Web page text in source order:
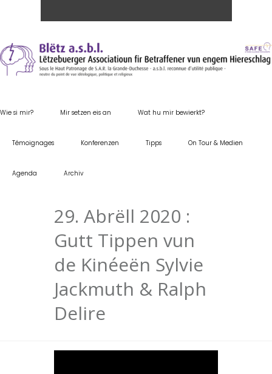
Wie si mir? Mir setzen eis an Wat hu mir bewierkt?
Témoignages Konferenzen Tipps On Tour & Medien
Agenda Archiv
29. Abrëll 2020 :
Gutt Tippen vun
de Kinéeën Sylvie
Jackmuth & Ralph
Delire